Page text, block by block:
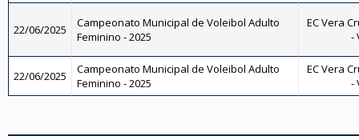
22/06/2025
Campeonato Municipal de Voleibol Adulto
Feminino - 2025
EC Vera
-
22/06/2025
Campeonato Municipal de Voleibol Adulto
Feminino - 2025
EC Vera
-